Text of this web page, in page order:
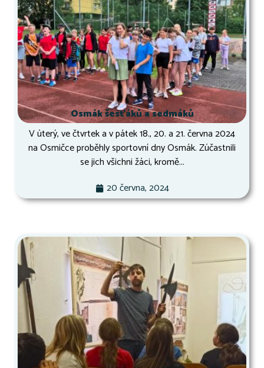
Osmák šesťáků a sedmáků
V úterý, ve čtvrtek a v pátek 18., 20. a 21. června 2024
na Osmičce proběhly sportovní dny Osmák. Zúčastnili
se jich všichni žáci, kromě...
20 června, 2024